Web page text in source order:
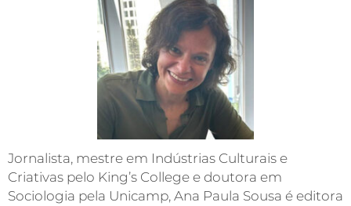
Jornalista, mestre em Indústrias Culturais e
Criativas pelo King’s College e doutora em
Sociologia pela Unicamp, Ana Paula Sousa é editora